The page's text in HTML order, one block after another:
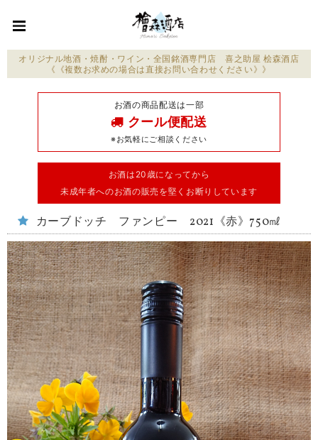
オリジナル地酒・焼酎・ワイン・全国銘酒専門店 喜之助屋 桧森酒店
《《複数お求めの場合は直接お問い合わせください》》
お酒の商品配送は一部
クール便配送
※お気軽にご相談ください
お酒は20歳になってから
未成年者へのお酒の販売を堅くお断りしています
カーブドッチ ファンピー 2021《赤》750㎖